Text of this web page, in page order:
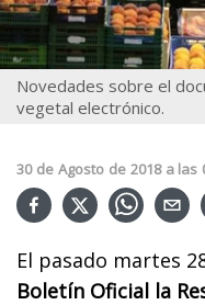
Novedades sobre el
vegetal electrónico.
30 de Agosto de 2018 a las
El pasado martes
Boletín Oficial la